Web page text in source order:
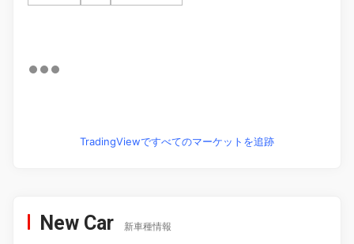
TradingViewですべてのマーケットを追跡
New Car 新車種情報